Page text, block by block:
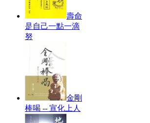
壽命
是自己一點一滴
努
金剛
棒喝 -- 宣化上人